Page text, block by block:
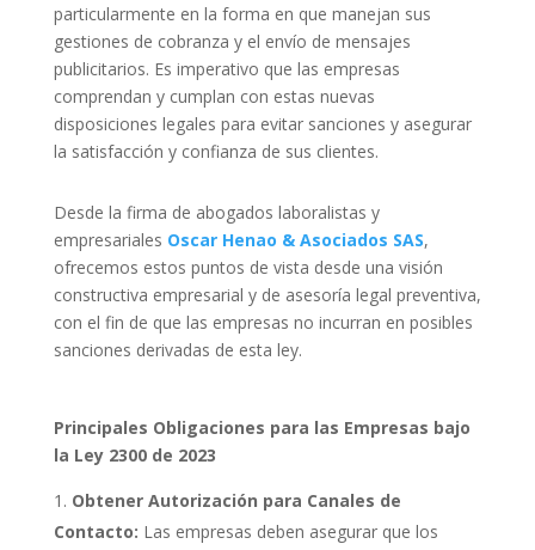
particularmente en la forma en que manejan sus
gestiones de cobranza y el envío de mensajes
publicitarios. Es imperativo que las empresas
comprendan y cumplan con estas nuevas
disposiciones legales para evitar sanciones y asegurar
la satisfacción y confianza de sus clientes.
Desde la firma de abogados laboralistas y
empresariales Oscar Henao & Asociados SAS,
ofrecemos estos puntos de vista desde una visión
constructiva empresarial y de asesoría legal preventiva,
con el fin de que las empresas no incurran en posibles
sanciones derivadas de esta ley.
Principales Obligaciones para las Empresas bajo
la Ley 2300 de 2023
Obtener Autorización para Canales de
Contacto: Las empresas deben asegurar que los